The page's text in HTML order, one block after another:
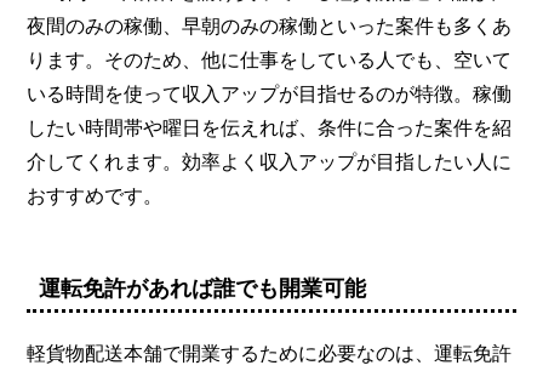
夜間のみの稼働、早朝のみの稼働といった案件も多くあ
ります。そのため、他に仕事をしている人でも、空いて
いる時間を使って収入アップが目指せるのが特徴。稼働
したい時間帯や曜日を伝えれば、条件に合った案件を紹
介してくれます。効率よく収入アップが目指したい人に
おすすめです。
運転免許があれば誰でも開業可能
軽貨物配送本舗で開業するために必要なのは、運転免許